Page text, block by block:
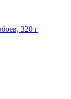
320 г